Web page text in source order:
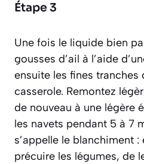
Étape 3
Une fois le liquide bien
gousses d’ail à l’aide
ensuite les fines tranches
casserole. Remontez
de nouveau à une légère
les navets pendant 5 à 7
s’appelle le blanchiment :
précuire les légumes, de